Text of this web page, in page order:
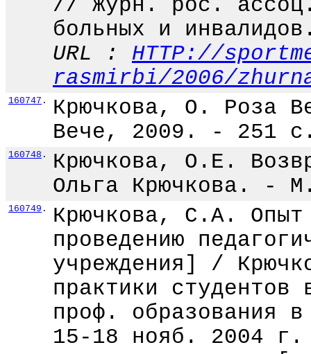
// Журн. рос. ассоц.
больных и
URL : HTTP://
rasmirbi/2006/
160747 .
Крючкова, О. Роза
Вече, 2009. - 251
160748 .
Крючкова, О.Е.
Ольга Крючкова. -
160749 .
Крючкова, С.А. Опыт
проведению
учреждения] /
практики
проф. образования
15-18 нояб. 2004